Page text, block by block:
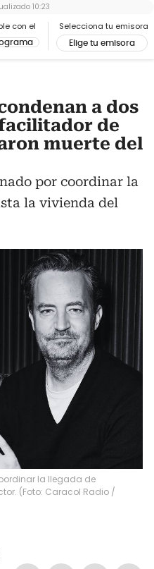
con el Selecciona tu emisora
Elige tu emisora
10:23
a dos
de
muerte del
por coordinar la
la vivienda del
la llegada de
(Foto: Caracol Radio /